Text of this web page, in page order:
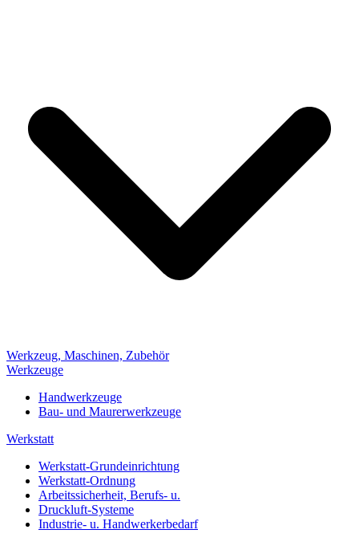
Werkzeug, Maschinen, Zubehör
Werkzeuge
Handwerkzeuge
Bau- und Maurerwerkzeuge
Werkstatt
Werkstatt-Grundeinrichtung
Werkstatt-Ordnung
Arbeitssicherheit, Berufs- u.
Druckluft-Systeme
Industrie- u. Handwerkerbedarf